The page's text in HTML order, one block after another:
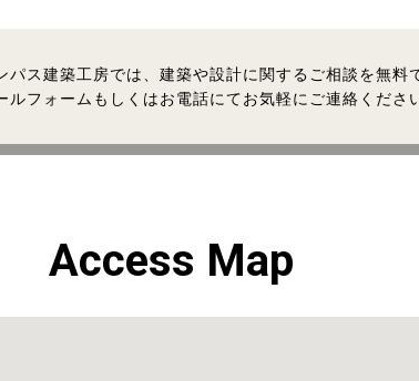
パス建築工房では、建築や設計に関するご相談を無料
ルフォームもしくはお電話にてお気軽にご連絡くださ
Access Map